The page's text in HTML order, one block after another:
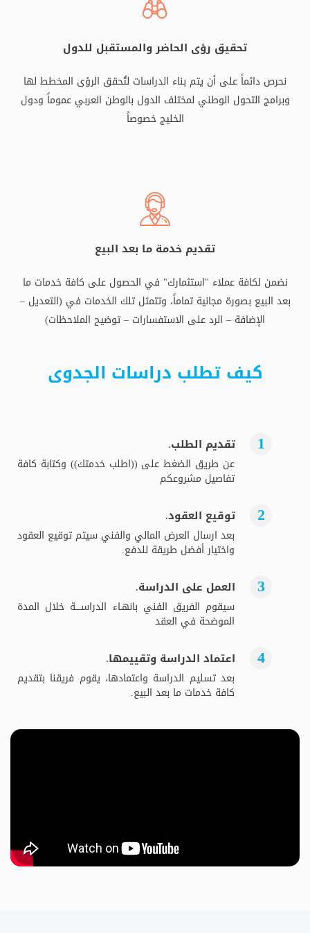
تحقيق رؤى الحاضر والمستقبل للدول
نحرص دائماً على أن يتم بناء الدراسات لتُحقق الرؤى المخطط لها
وبرامج التحول الوطني لمختلف الدول بالوطن العربي عموماً ودول
الخليج خصوصاً
تقديم خدمة ما بعد البيع
نضمن لكافة عملاء "استثمارك" في الحصول على كافة خدمات ما
بعد البيع بصورة مجانية تماماً، وتتمثل تلك الخدمات في (التعديل –
الإضافة – الرد على الاستفسارات – توضيح الملاحظات)
كيف تطلب دراسات الجدوى
تقديم الطلب.
عن طريق الضغط على ((اطلب خدمتك)) وكتابة كافة
تفاصيل مشروعكم
توقيع العقود.
بعد ارسال العرض المالي والفني سيتم توقيع العقود
واختيار أفضل طريقة للدفع.
العمل على الدراسة.
سيقوم الفريق الفني بانهـاء الدراســــة خلال المدة
الموضحة في العقد
اعتماد الدراسة وتقييمها.
بعد تسليم الدراسة واعتمادها، يقوم فريقنا بتقديم
كافة خدمات ما بعد البيع.